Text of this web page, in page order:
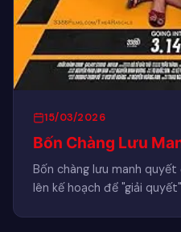
15/03/2026
Bốn Chàng Lưu
Bốn chàng lưu manh
lên kế hoạch để "giải